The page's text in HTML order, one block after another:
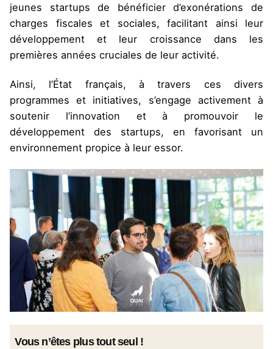
jeunes startups de bénéficier d’exonérations de
charges fiscales et sociales, facilitant ainsi leur
développement et leur croissance dans les
premières années cruciales de leur activité.
Ainsi, l’État français, à travers ces divers
programmes et initiatives, s’engage activement à
soutenir l’innovation et à promouvoir le
développement des startups, en favorisant un
environnement propice à leur essor.
Vous n’êtes plus tout seul !